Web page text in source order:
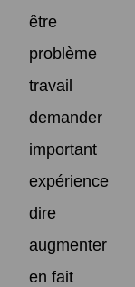
être
problème
travail
demander
important
expérience
dire
augmenter
en fait